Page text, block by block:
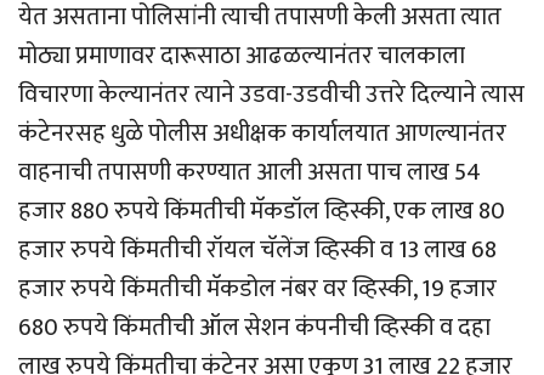
येत असताना पोलिसांनी त्याची तपासणी केली असता त्यात
मोठ्या प्रमाणावर दारूसाठा आढळल्यानंतर चालकाला
विचारणा केल्यानंतर त्याने उडवा-उडवीची उत्तरे दिल्याने त्यास
कंटेनरसह धुळे पोलीस अधीक्षक कार्यालयात आणल्यानंतर
वाहनाची तपासणी करण्यात आली असता पाच लाख 54
हजार 880 रुपये किंमतीची मॅकडॉल व्हिस्की, एक लाख 80
हजार रुपये किंमतीची रॉयल चॅलेंज व्हिस्की व 13 लाख 68
हजार रुपये किंमतीची मॅकडोल नंबर वर व्हिस्की, 19 हजार
680 रुपये किंमतीची ऑल सेशन कंपनीची व्हिस्की व दहा
लाख रुपये किंमतीचा कंटेनर असा एकूण 31 लाख 22 हजार